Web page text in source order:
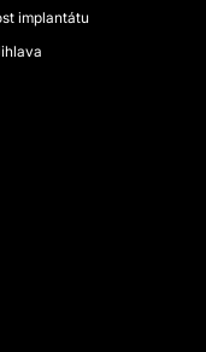
implantátu